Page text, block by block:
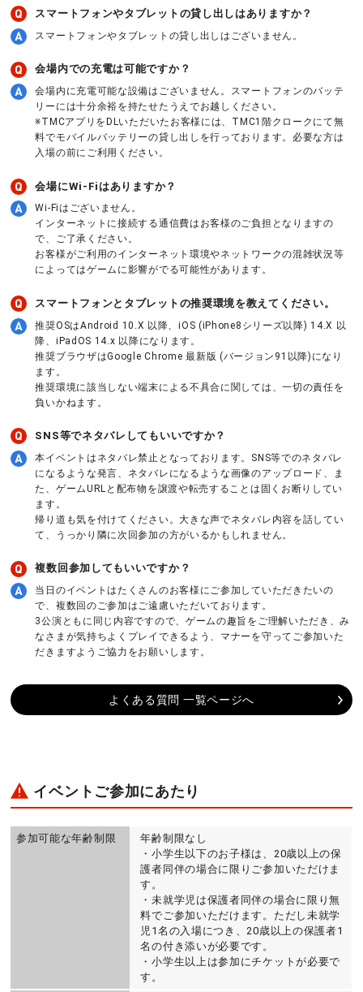
スマートフォンやタブレットの貸し出しはありますか？
スマートフォンやタブレットの貸し出しはございません。
会場内での充電は可能ですか？
会場内に充電可能な設備はございません。スマートフォンのバッテ
リーには十分余裕を持たせたうえでお越しください。
※TMCアプリをDLいただいたお客様には、TMC1階クロークにて無
料でモバイルバッテリーの貸し出しを行っております。必要な方は
入場の前にご利用ください。
会場にWi-Fiはありますか？
Wi-Fiはございません。
インターネットに接続する通信費はお客様のご負担となりますの
で、ご了承ください。
お客様がご利用のインターネット環境やネットワークの混雑状況等
によってはゲームに影響がでる可能性があります。
スマートフォンとタブレットの推奨環境を教えてください。
推奨OSはAndroid 10.X 以降、iOS (iPhone8シリーズ以降) 14.X 以
降、iPadOS 14.x 以降になります。
推奨ブラウザはGoogle Chrome 最新版 (バージョン91以降)になり
ます。
推奨環境に該当しない端末による不具合に関しては、一切の責任を
負いかねます。
SNS等でネタバレしてもいいですか？
本イベントはネタバレ禁止となっております。SNS等でのネタバレ
になるような発言、ネタバレになるような画像のアップロード、ま
た、ゲームURLと配布物を譲渡や転売することは固くお断りしてい
ます。
帰り道も気を付けてください。大きな声でネタバレ内容を話してい
て、うっかり隣に次回参加の方がいるかもしれません。
複数回参加してもいいですか？
当日のイベントはたくさんのお客様にご参加していただきたいの
で、複数回のご参加はご遠慮いただいております。
3公演ともに同じ内容ですので、ゲームの趣旨をご理解いただき、み
なさまが気持ちよくプレイできるよう、マナーを守ってご参加いた
だきますようご協力をお願いします。
よくある質問 一覧ページへ
イベントご参加にあたり
参加可能な年齢制限
年齢制限なし
・小学生以下のお子様は、20歳以上の保
護者同伴の場合に限りご参加いただけま
す。
・未就学児は保護者同伴の場合に限り無
料でご参加いただけます。ただし未就学
児1名の入場につき、20歳以上の保護者1
名の付き添いが必要です。
・小学生以上は参加にチケットが必要で
す。